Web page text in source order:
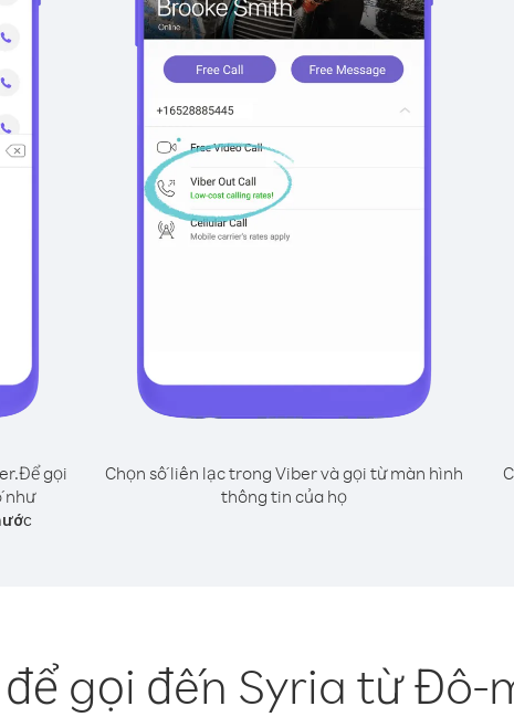
Để gọi
như
Chọn số liên lạc trong Viber và gọi từ màn hình
thông tin của họ
gọi đến Syria từ Đô-